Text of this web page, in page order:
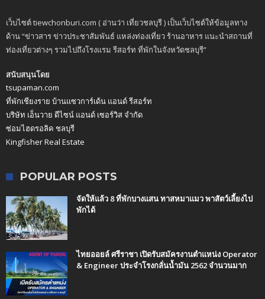
เว็บไซต์ tiewchonburi.com ( อ่านว่า เที่ยวชลบุรี ) เป็นเว็บไซต์ให้ข้อมูลทาง
ด้าน “ข่าวสาร ข่าวประชาสัมพันธ์ แหล่งท่องเที่ยว ร้านอาหาร แนะนำสถานที่
ท่องเที่ยวต่างๆ รวมไปถึงโรงแรม รีสอร์ท ที่พักในจังหวัดชลบุรี”
สนับสนุนโดย
tsupaman.com
ที่พักเชียงราย บ้านแซวการ์เด้น แอนด์ รีสอร์ท
บริษัท เอ็นวาย ดีไซน์ แอนด์ เซอร์วิส จำกัด
ซ่อมไฮดรอลิค ชลบุรี
Kingfisher Real Estate
POPULAR POSTS
จัดให้แล้ว 8 ที่พักบางแสน ทาสหมาแมว พาสัตว์เลี้ยงไป
พักได้
ไทยออยล์ ศรีราชา เปิดรับสมัครงานตำแหน่ง Operator
& Engineer ประจำโรงกลั่นน้ำมัน 2562 จำนวนมาก